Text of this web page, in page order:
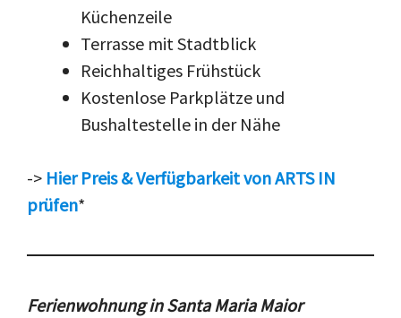
Küchenzeile
Terrasse mit Stadtblick
Reichhaltiges Frühstück
Kostenlose Parkplätze und
Bushaltestelle in der Nähe
-> Hier Preis & Verfügbarkeit von ARTS IN
prüfen*
Ferienwohnung in Santa Maria Maior